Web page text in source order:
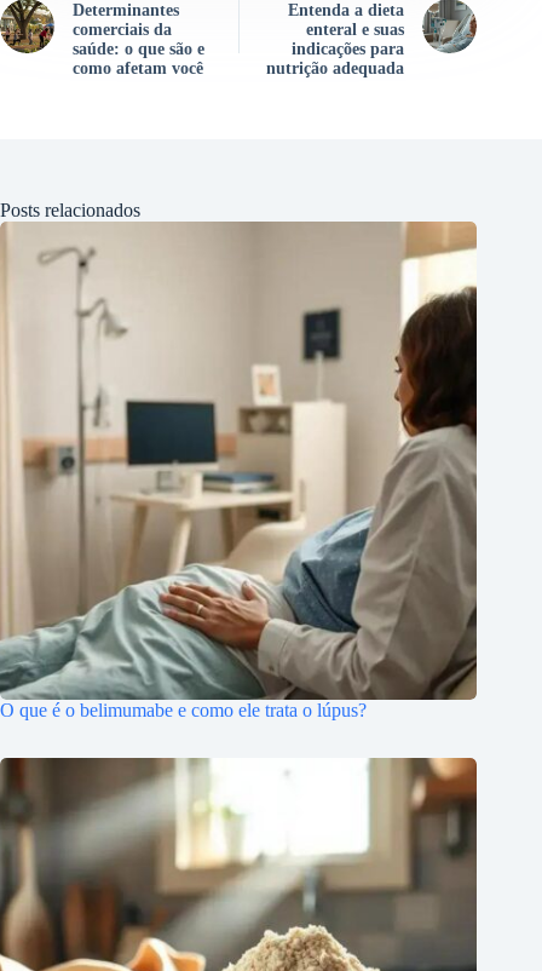
Determinantes
comerciais da
saúde: o que são e
como afetam você
Entenda a dieta
enteral e suas
indicações para
nutrição adequada
Posts relacionados
O que é o belimumabe e como ele trata o lúpus?